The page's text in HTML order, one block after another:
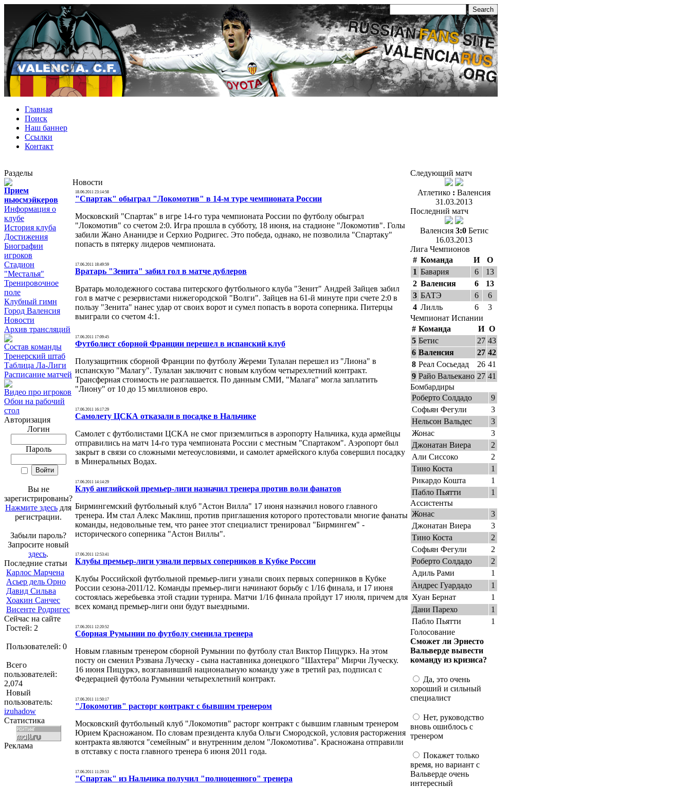
Главная
Поиск
Наш баннер
Ссылки
Контакт
Разделы
Прием
ньюсмэйкеров
Информация о
клубе
История клуба
Достижения
Биографии
игроков
Стадион
"Месталья"
Тренировочное
поле
Клубный гимн
Город Валенсия
Новости
Архив трансляций
Состав команды
Тренерский штаб
Таблица Ла-Лиги
Расписание матчей
Видео про игроков
Обои на рабочий
стол
Авторизация
Логин
Пароль
Вы не
зарегистрированы?
Нажмите здесь для
регистрации.
Забыли пароль?
Запросите новый
здесь.
Последние статьи
Карлос Марчена
Асьер дель Орно
Давид Сильва
Хоакин Санчес
Висенте Родригес
Сейчас на сайте
Гостей: 2
Пользователей: 0
Всего
пользователей:
2,074
Новый
пользователь:
izuhadow
Статистика
Реклама
Новости
18.06.2011 23:14:58
"Спартак" обыграл "Локомотив" в 14-м туре чемпионата России
Московский "Спартак" в игре 14-го тура чемпионата России по футболу обыграл
"Локомотив" со счетом 2:0. Игра прошла в субботу, 18 июня, на стадионе "Локомотив". Голы
забили Жано Ананидзе и Серхио Родригес. Это победа, однако, не позволила "Спартаку"
попасть в пятерку лидеров чемпионата.
17.06.2011 18:49:59
Вратарь "Зенита" забил гол в матче дублеров
Вратарь молодежного состава питерского футбольного клуба "Зенит" Андрей Зайцев забил
гол в матче с резервистами нижегородской "Волги". Зайцев на 61-й минуте при счете 2:0 в
пользу "Зенита" нанес удар от своих ворот и сумел попасть в ворота соперника. Питерцы
выиграли со счетом 4:1.
17.06.2011 17:09:45
Футболист сборной Франции перешел в испанский клуб
Полузащитник сборной Франции по футболу Жереми Тулалан перешел из "Лиона" в
испанскую "Малагу". Тулалан заключит с новым клубом четырехлетний контракт.
Трансферная стоимость не разглашается. По данным СМИ, "Малага" могла заплатить
"Лиону" от 10 до 15 миллионов евро.
17.06.2011 16:17:29
Самолету ЦСКА отказали в посадке в Нальчике
Самолет с футболистами ЦСКА не смог приземлиться в аэропорту Нальчика, куда армейцы
отправились на матч 14-го тура чемпионата России с местным "Спартаком". Аэропорт был
закрыт в связи со сложными метеоусловиями, и самолет армейского клуба совершил посадку
в Минеральных Водах.
17.06.2011 14:14:29
Клуб английской премьер-лиги назначил тренера против воли фанатов
Бирмингемский футбольный клуб "Астон Вилла" 17 июня назначил нового главного
тренера. Им стал Алекс Маклиш, против приглашения которого протестовали многие фанаты
команды, недовольные тем, что ранее этот специалист тренировал "Бирмингем" -
исторического соперника "Астон Виллы".
17.06.2011 12:53:41
Клубы премьер-лиги узнали первых соперников в Кубке России
Клубы Российской футбольной премьер-лиги узнали своих первых соперников в Кубке
России сезона-2011/12. Команды премьер-лиги начинают борьбу с 1/16 финала, и 17 июня
состоялась жеребьевка этой стадии турнира. Матчи 1/16 финала пройдут 17 июля, причем для
всех команд премьер-лиги они будут выездными.
17.06.2011 12:20:52
Сборная Румынии по футболу сменила тренера
Новым главным тренером сборной Румынии по футболу стал Виктор Пицуркэ. На этом
посту он сменил Рэзвана Луческу - сына наставника донецкого "Шахтера" Мирчи Луческу.
16 июня Пицуркэ, возглавивший национальную команду уже в третий раз, подписал с
Федерацией футбола Румынии четырехлетний контракт.
17.06.2011 11:50:17
"Локомотив" расторг контракт с бывшим тренером
Московский футбольный клуб "Локомотив" расторг контракт с бывшим главным тренером
Юрием Красножаном. По словам президента клуба Ольги Смородской, условия расторжения
контракта являются "семейным" и внутренним делом "Локомотива". Красножана отправили
в отставку с поста главного тренера 6 июня 2011 года.
17.06.2011 11:29:53
"Спартак" из Нальчика получил "полноценного" тренера
Следующий матч
Атлетико : Валенсия
31.03.2013
Последний матч
Валенсия3:0 Бетис
16.03.2013
Лига Чемпионов
# Команда И
О
1 Бавария 6
13
2 Валенсия 6
13
3 БАТЭ 6
6
4 Лилль 6
3
Чемпионат Испании
# Команда И О
5 Бетис 27 43
6 Валенсия 27 42
8 Реал Сосьедад 26 41
9 Райо Вальекано 27 41
Бомбардиры
Роберто Солдадо
9
Софьян Фегули
3
Нельсон Вальдес
3
Жонас
3
Джонатан Виера
2
Али Сиссоко
2
Тино Коста
1
Рикардо Кошта
1
Пабло Пьятти
1
Ассистенты
Жонас
3
Джонатан Виера
3
Тино Коста
2
Софьян Фегули
2
Роберто Солдадо
2
Адиль Рами
1
Андрес Гуардадо
1
Хуан Бернат
1
Дани Парехо
1
Пабло Пьятти
1
Голосование
Сможет ли Эрнесто
Вальверде вывести
команду из кризиса?
Да, это очень
хороший и сильный
специалист
Нет, руководство
вновь ошиблось с
тренером
Покажет только
время, но вариант с
Вальверде очень
интересный